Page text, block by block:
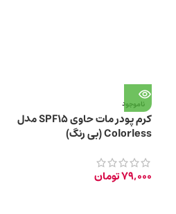
ناموجود
کرم پودر مات حاوی SPF15 مدل
Colorless (بی رنگ)
79,000تومان